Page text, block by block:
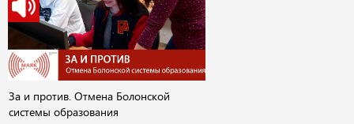
За и против. Отмена Болонской
системы образования